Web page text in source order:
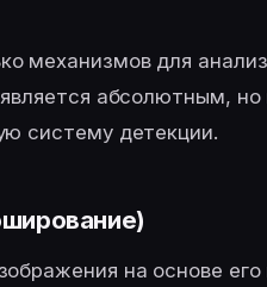
механизмов для
абсолютным, но
систему детекции.
на основе его